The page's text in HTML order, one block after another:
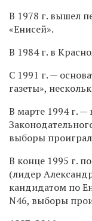
В 1978 г. вышел
«Енисей».
В 1984 г. в
С 1991 г. —
газеты»,
В марте 1994 г. —
выборы
В конце 1995 г.
(лидер
кандидатом по
N46, выборы